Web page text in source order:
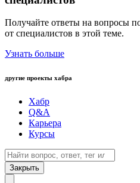
Получайте ответы на вопросы
от специалистов в этой теме.
Узнать больше
другие проекты хабра
Хабр
Q&A
Карьера
Курсы
Закрыть